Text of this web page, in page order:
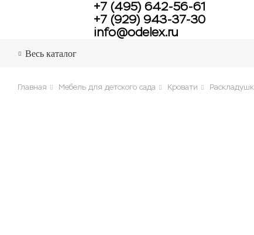
+7 (495) 642-56-61
+7 (929) 943-37-30
info@odelex.ru
Весь каталог
Главная Мебель для детского сада Кровати